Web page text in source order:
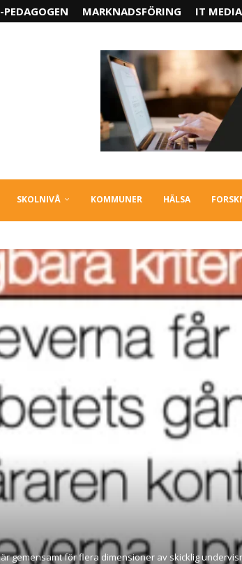
MARKNADSFÖRING IT
SKOLNIVÅ KOMMUNER HÄLSA
gemensamt för flera dimensioner av skicklig